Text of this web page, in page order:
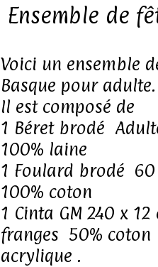
Ensemble de
Voici un ensemble
Basque pour adulte.
Il est composé de
1 Béret brodé
100% laine
1 Foulard brodé
100% coton
1 Cinta GM 240 x
franges 50% coton
acrylique .